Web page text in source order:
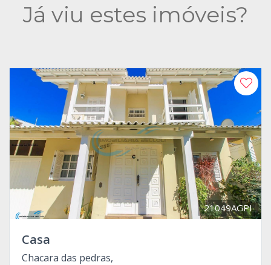
Já viu estes imóveis?
21049AGPI
Casa
Chacara das pedras,